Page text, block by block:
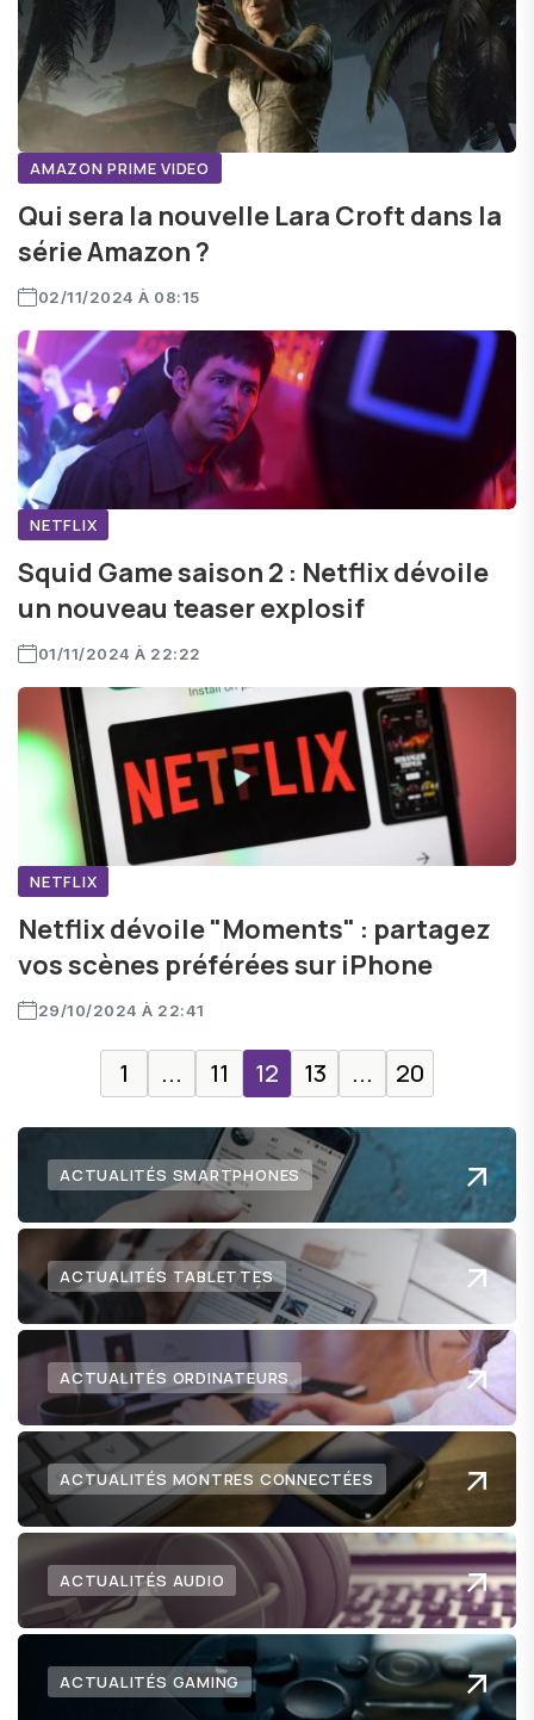
AMAZON PRIME VIDEO
Qui sera la nouvelle Lara Croft dans la
série Amazon ?
02/11/2024 À 08:15
NETFLIX
Squid Game saison 2 : Netflix dévoile
un nouveau teaser explosif
01/11/2024 À 22:22
NETFLIX
Netflix dévoile "Moments" : partagez
vos scènes préférées sur iPhone
29/10/2024 À 22:41
1 ... 11 12 13 ... 20
ACTUALITÉS SMARTPHONES
ACTUALITÉS TABLETTES
ACTUALITÉS ORDINATEURS
ACTUALITÉS MONTRES CONNECTÉES
ACTUALITÉS AUDIO
ACTUALITÉS GAMING